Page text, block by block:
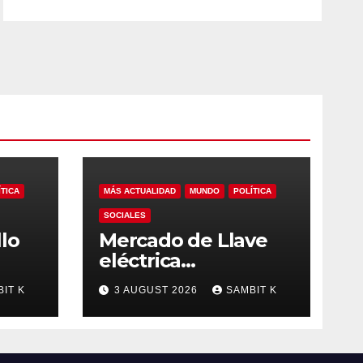
K
MÁS ACTUALIDAD MUNDO POLÍTICA
SOCIALES
Mercado de Llave
eléctrica
inalámbrica Análisis
Estratégico,
Competencia y
3 AUGUST 2026 SAMBIT K